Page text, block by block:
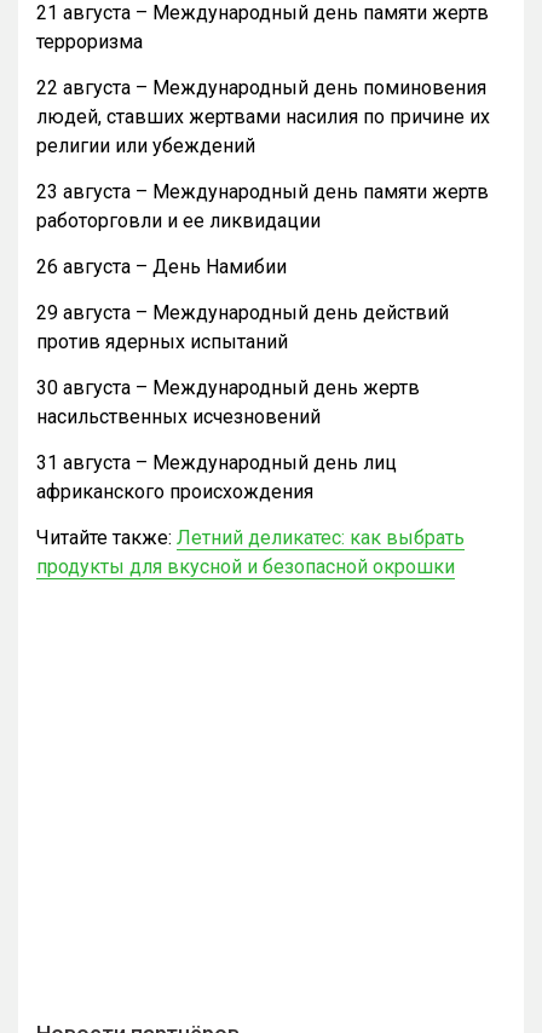
21 августа – Международный день памяти жертв
терроризма
22 августа – Международный день поминовения
людей, ставших жертвами насилия по причине их
религии или убеждений
23 августа – Международный день памяти жертв
работорговли и ее ликвидации
26 августа – День Намибии
29 августа – Международный день действий
против ядерных испытаний
30 августа – Международный день жертв
насильственных исчезновений
31 августа – Международный день лиц
африканского происхождения
Читайте также: Летний деликатес: как выбрать
продукты для вкусной и безопасной окрошки